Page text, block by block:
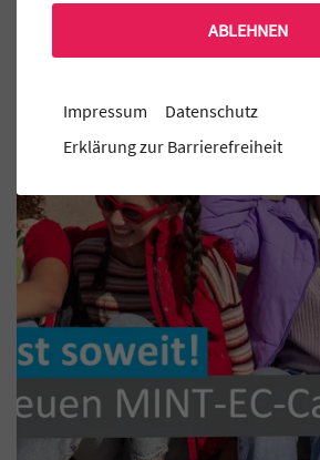
ABLEHNEN
Impressum
Datenschutz
Erklärung zur Barrierefreiheit